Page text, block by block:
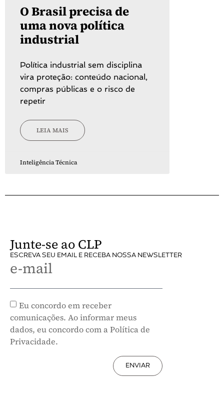
O Brasil precisa de
uma nova política
industrial
Política industrial sem disciplina
vira proteção: conteúdo nacional,
compras públicas e o risco de
repetir
LEIA MAIS
Inteligência Técnica
Junte-se ao CLP
ESCREVA SEU EMAIL E RECEBA NOSSA NEWSLETTER
e-mail
Eu concordo em receber
comunicações. Ao informar meus
dados, eu concordo com a Política de
Privacidade.
ENVIAR